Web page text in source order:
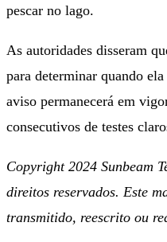
pescar no lago.
As autoridades disseram
para determinar quando
aviso permanecerá em
consecutivos de testes
Copyright 2024 Sunbeam
direitos reservados. Este
transmitido, reescrito ou